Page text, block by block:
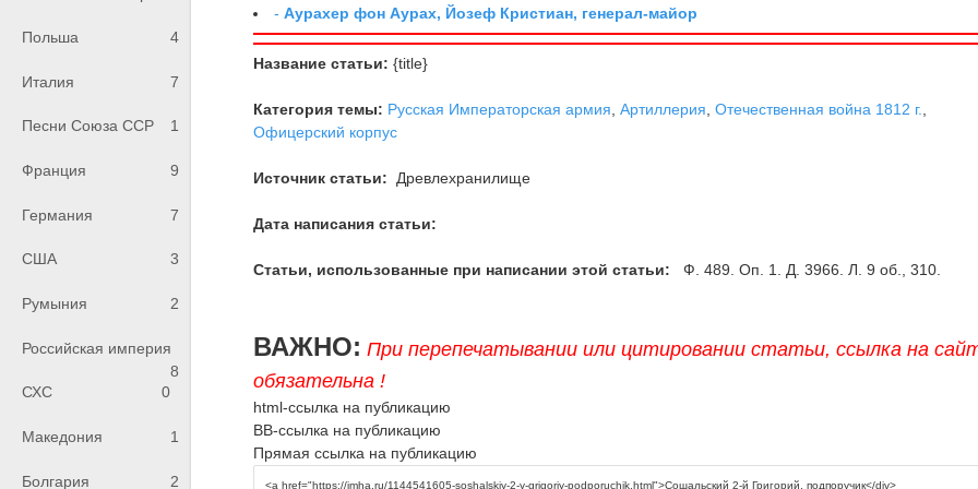
Польша 4
Италия 7
Песни Союза ССР 1
Франция 9
Германия 7
США 3
Румыния 2
Российская империя
8
СХС
0
Македония 1
Болгария 2
-Аурахер фон Аурах, Йозеф Кристиан, генерал-майор
Название статьи: {title}
Категория темы: Русская Императорская армия ,Артиллерия ,Отечественная война 1812 г.
Офицерский корпус
Источник статьи: Древлехранилище
Дата написания статьи:
Статьи, использованные при написании этой статьи: Ф. 489. Оп. 1. Д. 3966. Л. 9 об., 310.
ВАЖНО: При перепечатывании или цитировании статьи, ссылка на
обязательна !
html-ссылка на публикацию
BB-ссылка на публикацию
Прямая ссылка на публикацию